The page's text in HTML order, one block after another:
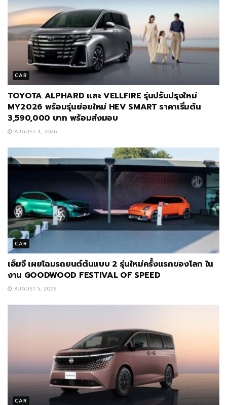
CAR
TOYOTA ALPHARD และ VELLFIRE รุ่นปรับปรุงใหม่
MY2026 พร้อมรุ่นย่อยใหม่ HEV SMART ราคาเริ่มต้น
3,590,000 บาท พร้อมส่งมอบ
AUGUST 4, 2026
CAR
เอ็มจี เผยโฉมรถยนต์ต้นแบบ 2 รุ่นใหม่ครั้งแรกของโลก ใน
งาน GOODWOOD FESTIVAL OF SPEED
AUGUST 5, 2026
CAR